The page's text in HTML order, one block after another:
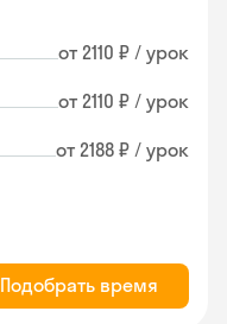
от 2110 ₽ / урок
от 2110 ₽ / урок
от 2188 ₽ / урок
Подобрать время